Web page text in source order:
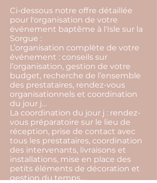
Ci-dessous notre offre détaillée
pour l'organisation de votre
événement baptême à l'Isle sur la
Sorgue :
L’organisation complète de votre
événement : conseils sur
l’organisation, gestion de votre
budget, recherche de l’ensemble
des prestataires, rendez-vous
organisationnels et coordination
du jour j…
La coordination du jour j : rendez-
vous préparatoire sur le lieu de
réception, prise de contact avec
tous les prestataires, coordination
des intervenants, livraisons et
installations, mise en place des
petits éléments de décoration et
gestion du temps…